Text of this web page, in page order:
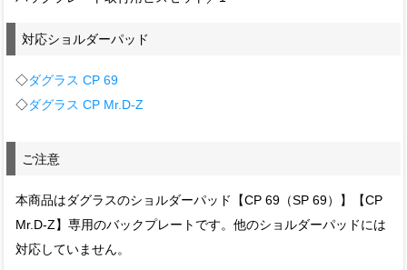
対応ショルダーパッド
◇ダグラス CP 69
◇ダグラス CP Mr.D-Z
ご注意
本商品はダグラスのショルダーパッド【CP 69（SP 69）】【CP
Mr.D-Z】専用のバックプレートです。他のショルダーパッドには
対応していません。